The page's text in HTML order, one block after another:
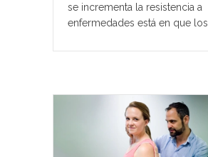
se incrementa la resistencia a
enfermedades está en que los…